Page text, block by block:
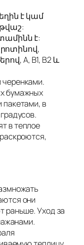
է կամ
է:
А, В1, В2 և
бумажных
в
в теплое
они
раньше. Уход за